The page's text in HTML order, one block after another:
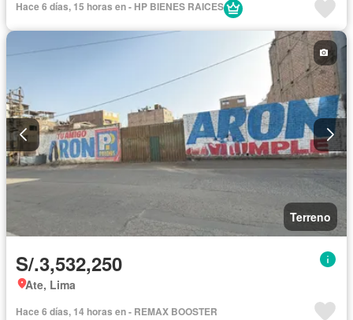
Hace 6 días, 15 horas en - HP BIENES RAICES
Terreno
S/.3,532,250
Ate, Lima
Hace 6 días, 14 horas en - REMAX BOOSTER